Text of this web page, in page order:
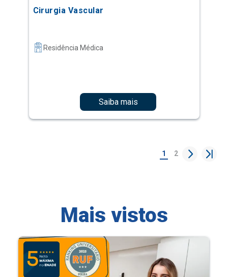
Cirurgia Vascular
Residência Médica
Saiba mais
1 2
Mais vistos